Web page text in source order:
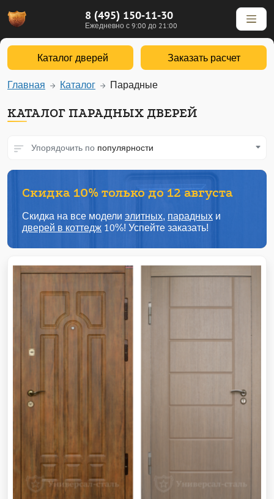
8 (495) 150-11-30
Ежедневно с 9:00 до 21:00
Каталог дверей Заказать расчет
Главная Каталог Парадные
КАТАЛОГ ПАРАДНЫХ ДВЕРЕЙ
Упорядочить по популярности
Скидка 10% только до 12 августа
Скидка на все модели элитных, парадных и
дверей в коттедж 10%! Успейте заказать!